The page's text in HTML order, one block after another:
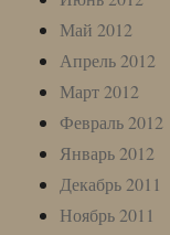
Май 2012
Апрель 2012
Март 2012
Февраль 2012
Январь 2012
Декабрь 2011
Ноябрь 2011